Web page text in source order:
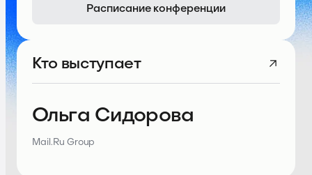
Расписание конференции
Кто выступает
Ольга Сидорова
Mail.Ru Group